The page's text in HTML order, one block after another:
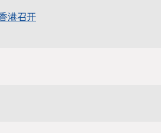
港召开